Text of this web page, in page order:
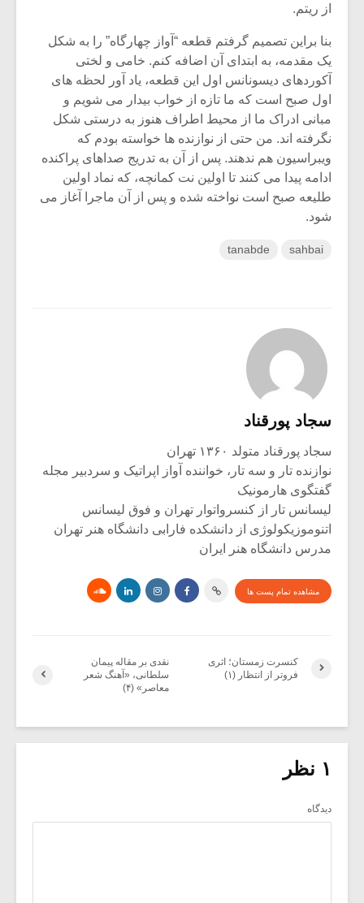
از ریتم.
بنا براین تصمیم گرفتم قطعه “آواز چهارگاه” را به شکل
یک مقدمه، به ابتدای آن اضافه کنم. خامی و لختی
آکوردهای دیسونانس اول این قطعه، یاد آور لحظه های
اول صبح است که ما تازه از خواب بیدار می شویم و
مبانی ادراک ما از محیط اطراف هنوز به درستی شکل
نگرفته اند. من حتی از نوازنده ها خواسته بودم که
ویبراسیون هم ندهند. پس از آن به تدریج صداهای پراکنده
ادامه پیدا می کنند تا اولین نت کمانچه، که نماد اولین
طلیعه صبح است نواخته شده و پس از آن ماجرا آغاز می
شود.
sahbai
tanabde
سجاد پورقناد
سجاد پورقناد متولد ۱۳۶۰ تهران
نوازنده تار و سه تار، خواننده آواز اپراتیک و سردبیر مجله
گفتگوی هارمونیک
لیسانس تار از کنسرواتوار تهران و فوق لیسانس
اتنوموزیکولوژی از دانشکده فارابی دانشگاه هنر تهران
مدرس دانشگاه هنر ایران
مشاهده تمام پست ها
نقدی بر مقاله پیمان
سلطانی، «آهنگ شعر
معاصر» (۴)
کنسرت زمستان؛ اثری
فروتر از انتظار (۱)
۱ نظر
دیدگاه